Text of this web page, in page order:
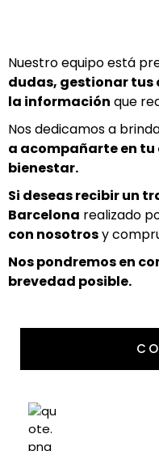
Nuestro equipo está
dudas, gestionar
la información que
Nos dedicamos a
a acompañarte en tu
bienestar.
Si deseas recibir un
Barcelona realizado
con nosotrosy
Nos pondremos en
brevedad posible.